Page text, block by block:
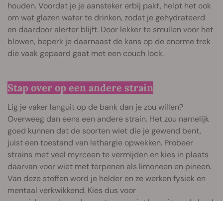
houden. Voordat je je aansteker erbij pakt, helpt het ook
om wat glazen water te drinken, zodat je gehydrateerd
en daardoor alerter blijft. Door lekker te smullen voor het
blowen, beperk je daarnaast de kans op de enorme trek
die vaak gepaard gaat met een couch lock.
Stap over op een andere strain
Lig je vaker languit op de bank dan je zou willen?
Overweeg dan eens een andere strain. Het zou namelijk
goed kunnen dat de soorten wiet die je gewend bent,
juist een toestand van lethargie opwekken. Probeer
strains met veel myrceen te vermijden en kies in plaats
daarvan voor wiet met terpenen als limoneen en pineen.
Van deze stoffen word je helder en ze werken fysiek en
mentaal verkwikkend. Kies dus voor